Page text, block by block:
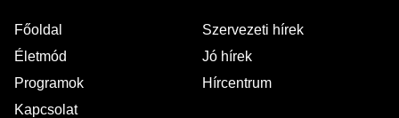
Főoldal
Szervezeti hírek
Életmód
Jó hírek
Programok
Hírcentrum
Kapcsolat